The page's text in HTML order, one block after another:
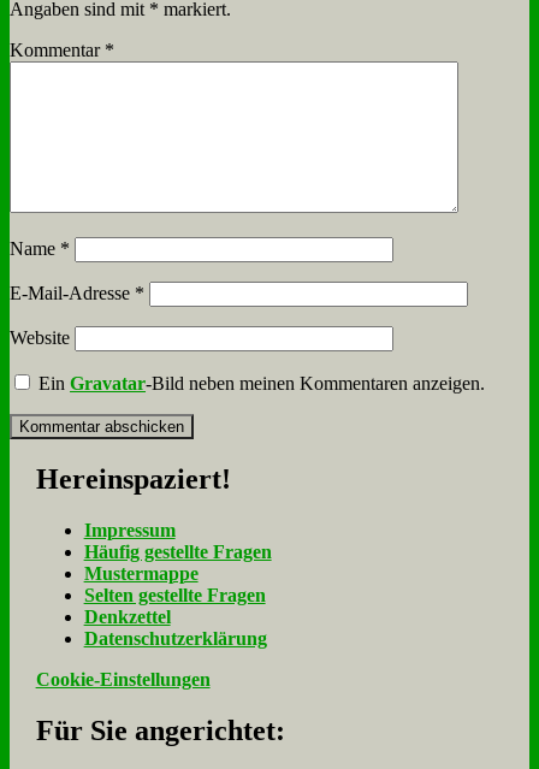
Angaben sind mit * markiert.
Kommentar *
Name *
E-Mail-Adresse *
Website
EinGravatar-Bild neben meinen Kommentaren anzeigen.
Her­ein­spa­ziert!
Im­pres­sum
Häu­fig ge­stell­te Fra­gen
Mu­ster­map­pe
Sel­ten ge­stell­te Fra­gen
Denk­zet­tel
Da­ten­schutz­er­klä­rung
Cookie-Einstellungen
Für Sie an­ge­rich­tet: